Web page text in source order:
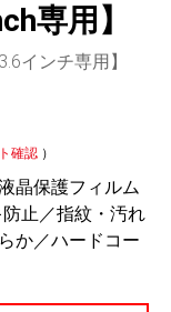
専用】
インチ専用】
確認 ）
晶保護フィルム
防止／指紋・汚れ
か／ハードコー